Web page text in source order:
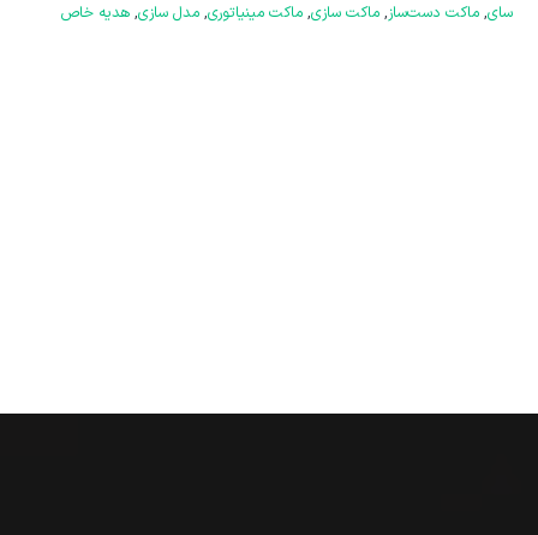
سای, ماکت دست‌ساز, ماکت سازی, ماکت مینیاتوری, مدل سازی, هدیه خاص